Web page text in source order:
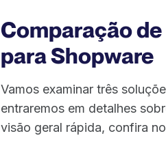
Comparação
para Shopware
Vamos examinar três
entraremos em detalhes
visão geral rápida, confira